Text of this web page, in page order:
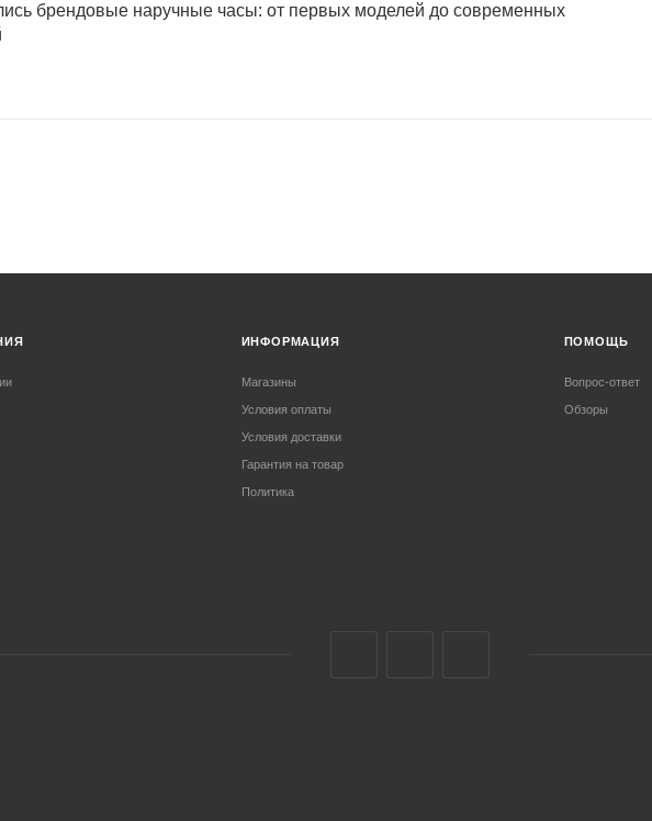
брендовые наручные часы: от первых моделей до современных
ИНФОРМАЦИЯ
Магазины
Условия оплаты
Условия доставки
Гарантия на товар
Политика
ПОМОЩЬ
Вопрос-ответ
Обзоры